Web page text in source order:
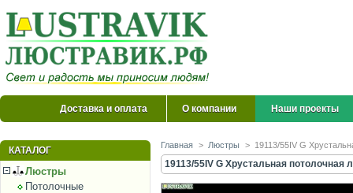
Доставка и оплата О компании Наши проекты
КАТАЛОГ
Люстры
Потолочные
Главная > Люстры > 19113/55IV G
19113/55IV G Хрустальная потолочная